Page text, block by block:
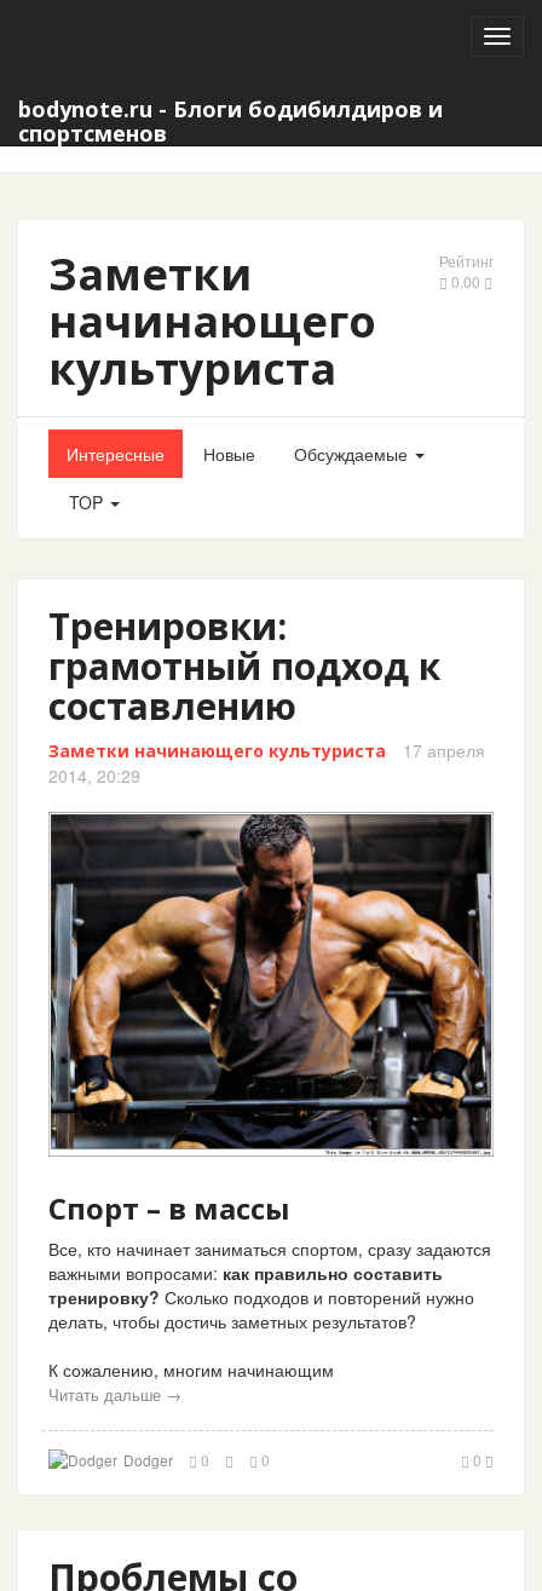
bodynote.ru - Блоги бодибилдиров и
спортсменов
Рейтинг
0.00
Заметки
начинающего
культуриста
Интересные Новые
Обсуждаемые
TOP
Тренировки:
грамотный подход к
составлению
Заметки начинающего культуриста
17 апреля
2014, 20:29
Спорт – в массы
Все, кто начинает заниматься спортом, сразу задаются
важными вопросами: как правильно составить
тренировку? Сколько подходов и повторений нужно
делать, чтобы достичь заметных результатов?
К сожалению, многим начинающим
Читать дальше →
Dodger 0 0 0
Проблемы со